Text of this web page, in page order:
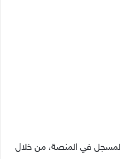
في المنصة، من خلال